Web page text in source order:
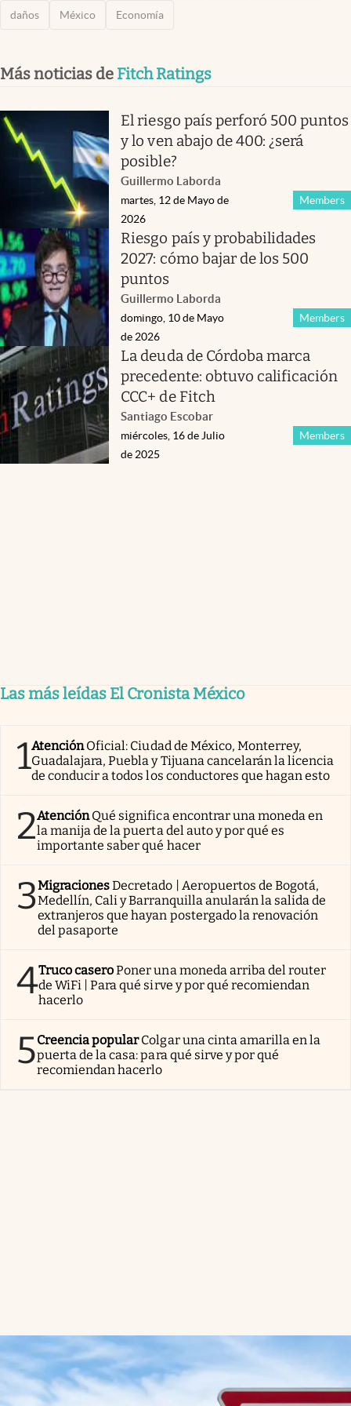
daños México Economía
Más noticias de Fitch Ratings
El riesgo país perforó 500 puntos
y lo ven abajo de 400: ¿será
posible?
Guillermo Laborda
Members
martes, 12 de Mayo de
2026
Riesgo país y probabilidades
2027: cómo bajar de los 500
puntos
Guillermo Laborda
Members
domingo, 10 de Mayo
de 2026
La deuda de Córdoba marca
precedente: obtuvo calificación
CCC+ de Fitch
Santiago Escobar
Members
miércoles, 16 de Julio
de 2025
Las más leídas El Cronista México
1AtenciónOficial: Ciudad de México, Monterrey,
Guadalajara, Puebla y Tijuana cancelarán la licencia
de conducir a todos los conductores que hagan esto
2AtenciónQué significa encontrar una moneda en
la manija de la puerta del auto y por qué es
importante saber qué hacer
3MigracionesDecretado | Aeropuertos de Bogotá,
Medellín, Cali y Barranquilla anularán la salida de
extranjeros que hayan postergado la renovación
del pasaporte
4Truco caseroPoner una moneda arriba del router
de WiFi | Para qué sirve y por qué recomiendan
hacerlo
5Creencia popularColgar una cinta amarilla en la
puerta de la casa: para qué sirve y por qué
recomiendan hacerlo